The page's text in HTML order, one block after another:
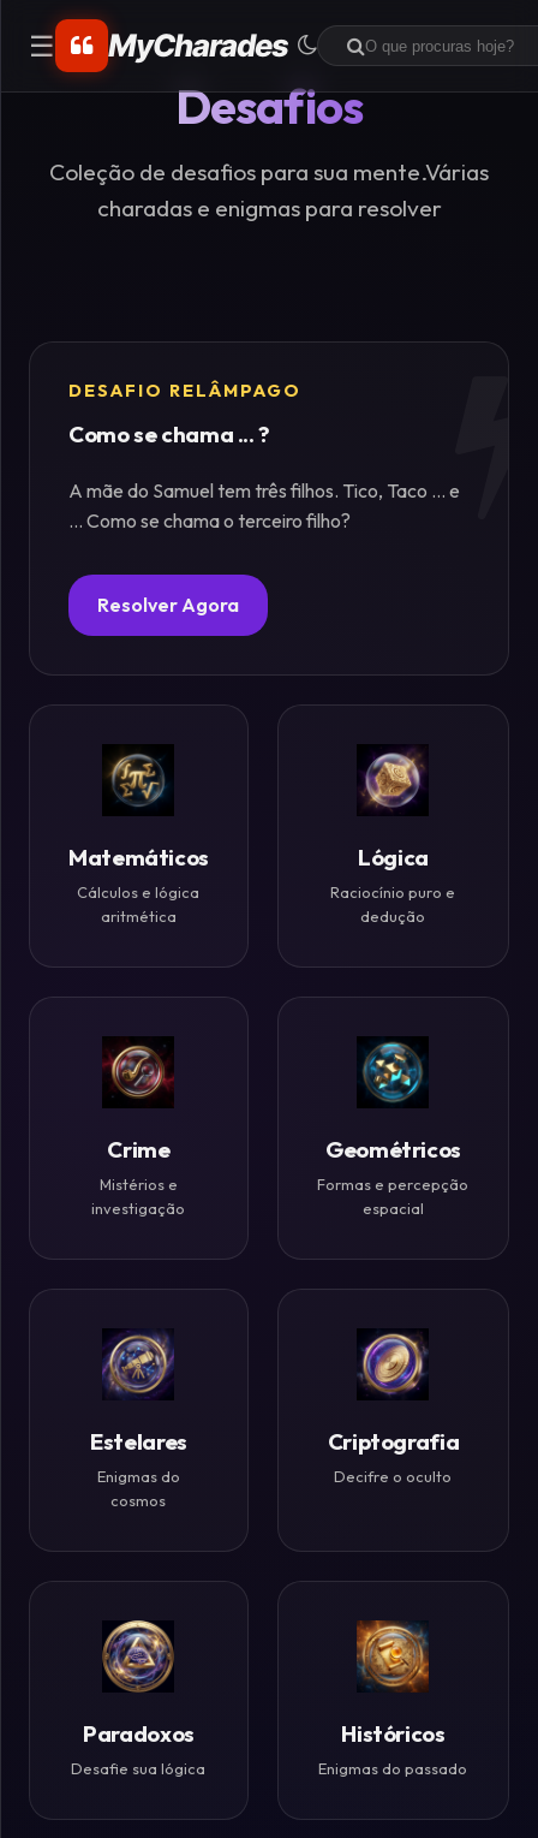
☰ MyCharades
Matemáticos
Charadas
Lógica
Fósforos
Criptografia
Paradoxos
Mente
Mistérios
Históricos
Ótica
Desafios
Desafios
Coleção de desafios para sua mente.Várias
charadas e enigmas para resolver
DESAFIO RELÂMPAGO
Como se chama ... ?
A mãe do Samuel tem três filhos. Tico, Taco ... e
... Como se chama o terceiro filho?
Resolver Agora
Matemáticos
Cálculos e lógica
aritmética
Lógica
Raciocínio puro e
dedução
Crime
Mistérios e
investigação
Geométricos
Formas e percepção
espacial
Estelares
Enigmas do
cosmos
Criptografia
Decifre o oculto
Paradoxos
Desafie sua lógica
Históricos
Enigmas do passado